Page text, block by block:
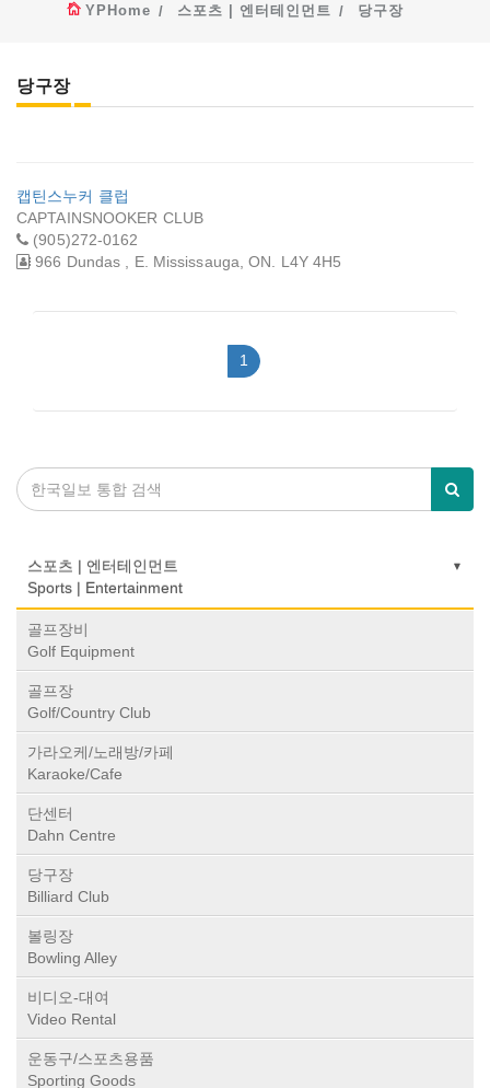
YPHome 스포츠 | 엔터테인먼트 당구장
당구장
캡틴스누커 클럽
CAPTAINSNOOKER CLUB
(905)272-0162
966 Dundas , E. Mississauga, ON. L4Y 4H5
1
스포츠 | 엔터테인먼트
Sports | Entertainment
골프장비
Golf Equipment
골프장
Golf/Country Club
가라오케/노래방/카페
Karaoke/Cafe
단센터
Dahn Centre
당구장
Billiard Club
볼링장
Bowling Alley
비디오-대여
Video Rental
운동구/스포츠용품
Sporting Goods